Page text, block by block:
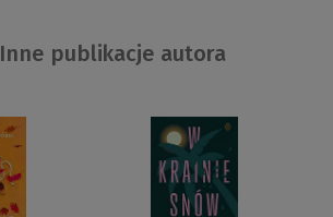
Inne publikacje autora